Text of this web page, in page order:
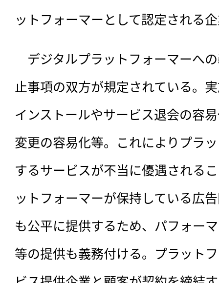
ットフォーマーとして認定される
デジタルプラットフォーマーへ
止事項の双方が規定されている。
インストールやサービス退会の容
変更の容易化等。これによりプラ
するサービスが不当に優遇される
ットフォーマーが保持している広
も公平に提供するため、パフォー
等の提供も義務付ける。プラット